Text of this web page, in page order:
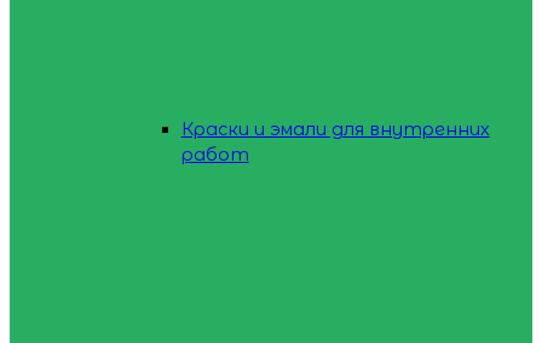
Краски и эмали для внутренних
работ